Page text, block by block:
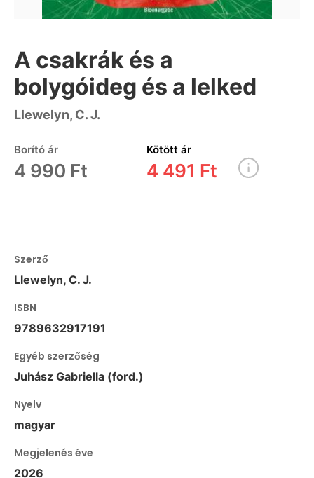
A csakrák és a
bolygóideg és a lelked
Llewelyn, C. J.
Borító ár
4 990 Ft
Kötött ár
4 491 Ft
Szerző
Llewelyn, C. J.
ISBN
9789632917191
Egyéb szerzőség
Juhász Gabriella (ford.)
Nyelv
magyar
Megjelenés éve
2026